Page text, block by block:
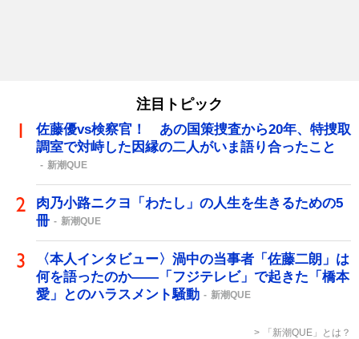
注目トピック
佐藤優vs検察官！ あの国策捜査から20年、特捜取
調室で対峙した因縁の二人がいま語り合ったこと
新潮QUE
肉乃小路ニクヨ「わたし」の人生を生きるための5
冊
新潮QUE
〈本人インタビュー〉渦中の当事者「佐藤二朗」は
何を語ったのか――「フジテレビ」で起きた「橋本
愛」とのハラスメント騒動
新潮QUE
「新潮QUE」とは？